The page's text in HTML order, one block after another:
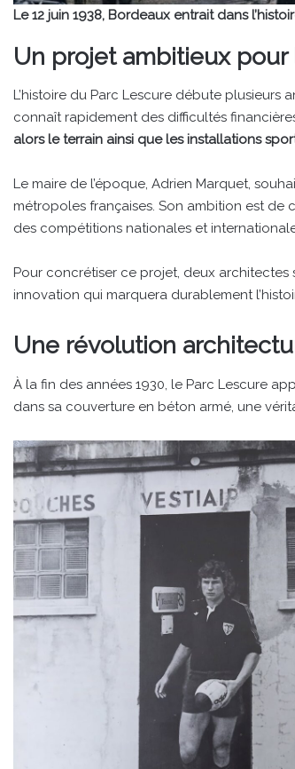
Le 12 juin 1938, Bordeaux entrait dans
Un projet ambitieux
L’histoire du Parc Lescure débute plusieurs
connaît rapidement des difficultés
alors le terrain ainsi que les installations
Le maire de l’époque, Adrien Marquet,
métropoles françaises. Son ambition est de
des compétitions nationales et
Pour concrétiser ce projet, deux architectes
innovation qui marquera durablement
Une révolution
À la fin des années 1930, le Parc Lescure
dans sa couverture en béton armé, une